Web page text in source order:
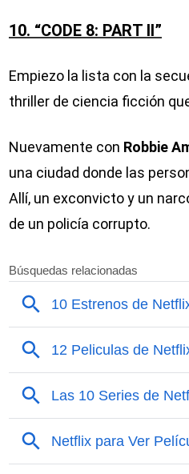
10. “CODE 8: PART II”
Empiezo la lista con la
thriller de ciencia ficción
Nuevamente con Robbie
una ciudad donde las
Allí, un exconvicto y un
de un policía corrupto.